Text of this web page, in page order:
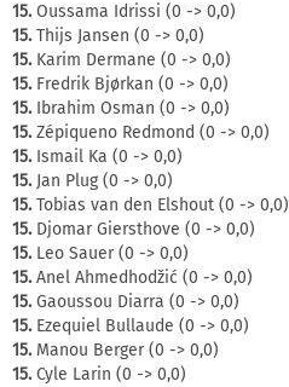
15.Oussama Idrissi (0 -> 0,0)
15.Thijs Jansen (0 -> 0,0)
15.Karim Dermane (0 -> 0,0)
15.Fredrik Bjørkan (0 -> 0,0)
15.Ibrahim Osman (0 -> 0,0)
15.Zépiqueno Redmond (0 -> 0,0)
15.Ismail Ka (0 -> 0,0)
15.Jan Plug (0 -> 0,0)
15.Tobias van den Elshout (0 -> 0,0)
15.Djomar Giersthove (0 -> 0,0)
15.Leo Sauer (0 -> 0,0)
15.Anel Ahmedhodžić (0 -> 0,0)
15.Gaoussou Diarra (0 -> 0,0)
15.Ezequiel Bullaude (0 -> 0,0)
15.Manou Berger (0 -> 0,0)
15.Cyle Larin (0 -> 0,0)